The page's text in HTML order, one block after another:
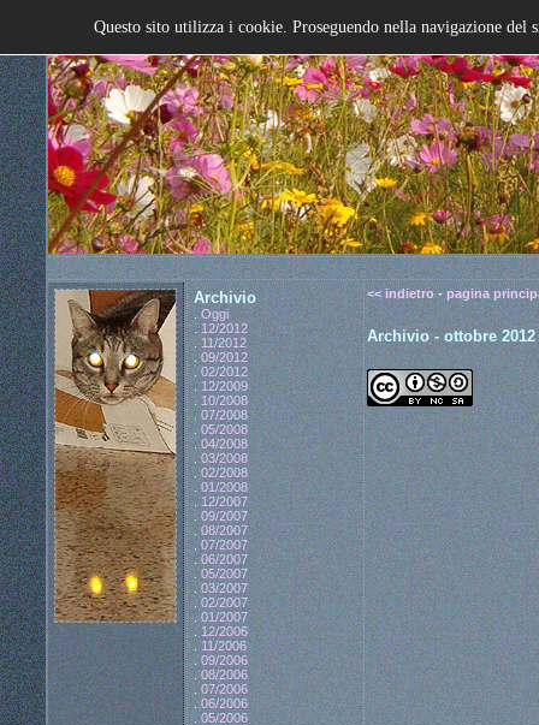
Archivio
.Oggi
.12/2012
.11/2012
.09/2012
.02/2012
.12/2009
.10/2008
.07/2008
.05/2008
.04/2008
.03/2008
.02/2008
.01/2008
.12/2007
.09/2007
.08/2007
.07/2007
.06/2007
.05/2007
.03/2007
.02/2007
.01/2007
.12/2006
.11/2006
.09/2006
.08/2006
.07/2006
.06/2006
.05/2006
<< indietro-pagina
Archivio - ottobre 2012
Questo sito utilizza i cookie. Proseguendo nella navigazione del